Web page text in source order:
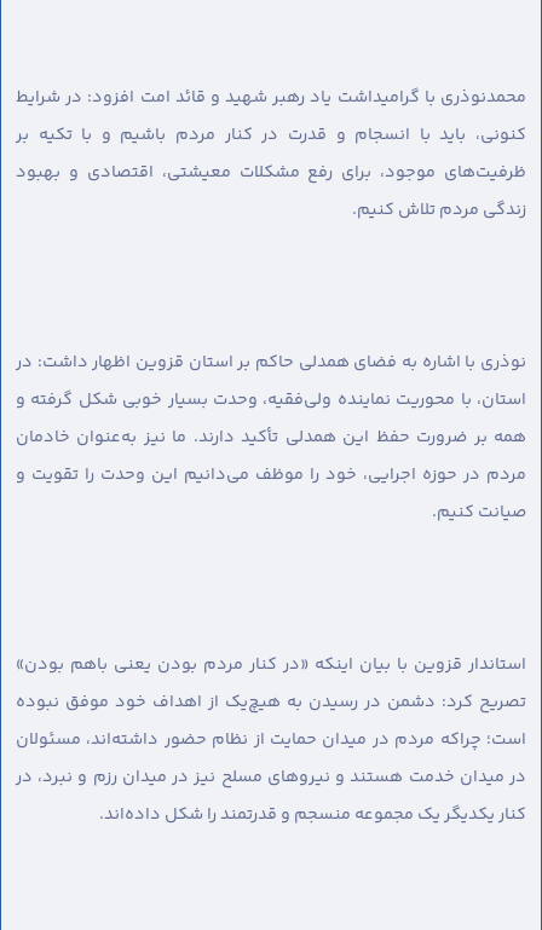
محمدنوذری با گرامیداشت یاد رهبر شهید و قائد امت افزود: در شرایط
کنونی، باید با انسجام و قدرت در کنار مردم باشیم و با تکیه بر
ظرفیت‌های موجود، برای رفع مشکلات معیشتی، اقتصادی و بهبود
زندگی مردم تلاش کنیم.
نوذری با اشاره به فضای همدلی حاکم بر استان قزوین اظهار داشت: در
استان، با محوریت نماینده ولی‌فقیه، وحدت بسیار خوبی شکل گرفته و
همه بر ضرورت حفظ این همدلی تأکید دارند. ما نیز به‌عنوان خادمان
مردم در حوزه اجرایی، خود را موظف می‌دانیم این وحدت را تقویت و
صیانت کنیم.
استاندار قزوین با بیان اینکه «در کنار مردم بودن یعنی باهم بودن»
تصریح کرد: دشمن در رسیدن به هیچ‌یک از اهداف خود موفق نبوده
است؛ چراکه مردم در میدان حمایت از نظام حضور داشته‌اند، مسئولان
در میدان خدمت هستند و نیروهای مسلح نیز در میدان رزم و نبرد، در
کنار یکدیگر یک مجموعه منسجم و قدرتمند را شکل داده‌اند.